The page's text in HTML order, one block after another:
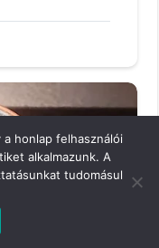
honlap felhasználói
alkalmazunk. A
tudomásul